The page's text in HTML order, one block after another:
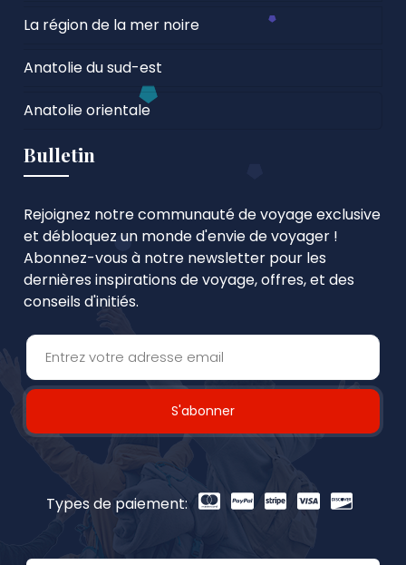
La région de la mer noire
Anatolie du sud-est
Anatolie orientale
Bulletin
Rejoignez notre communauté de voyage exclusive
et débloquez un monde d'envie de voyager !
Abonnez-vous à notre newsletter pour les
dernières inspirations de voyage, offres, et des
conseils d'initiés.
S'abonner
Types de paiement: